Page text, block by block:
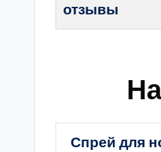
отзывы
Спрей для